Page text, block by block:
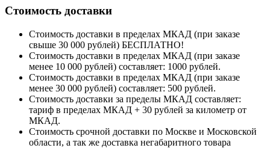
Стоимость доставки
Стоимость доставки в пределах МКАД (при заказе
свыше 30 000 рублей) БЕСПЛАТНО!
Стоимость доставки в пределах МКАД (при заказе
менее 10 000 рублей) составляет: 1000 рублей.
Стоимость доставки в пределах МКАД (при заказе
менее 30 000 рублей) составляет: 500 рублей.
Стоимость доставки за пределы МКАД составляет:
тариф в пределах МКАД + 30 рублей за километр от
МКАД.
Стоимость срочной доставки по Москве и Московской
области, а так же доставка негабаритного товара